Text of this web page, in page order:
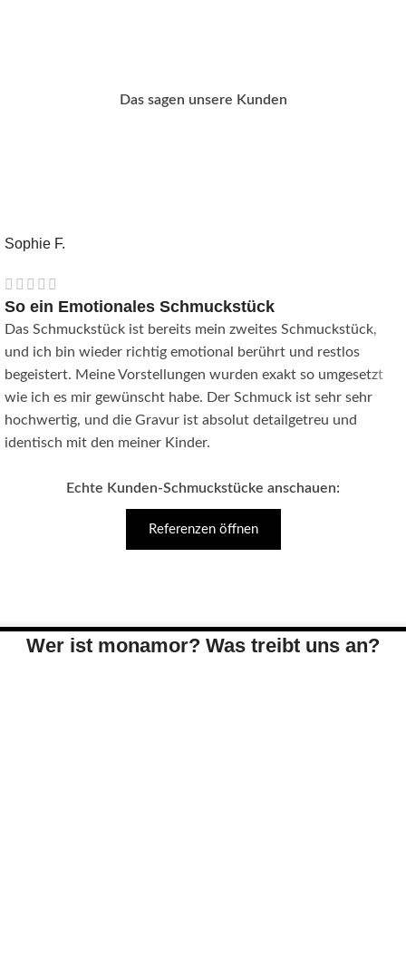
Das sagen unsere Kunden
Sophie F.
So ein Emotionales Schmuckstück
Das Schmuckstück ist bereits mein zweites Schmuckstück,
und ich bin wieder richtig emotional berührt und restlos
begeistert. Meine Vorstellungen wurden exakt so umgesetzt
wie ich es mir gewünscht habe. Der Schmuck ist sehr sehr
hochwertig, und die Gravur ist absolut detailgetreu und
identisch mit den meiner Kinder.
Echte Kunden-Schmuckstücke anschauen:
Referenzen öffnen
Wer ist monamor? Was treibt uns an?